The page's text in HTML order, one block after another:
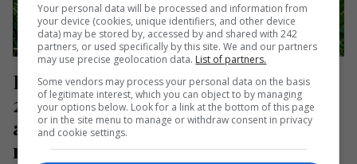
Horoscopul săptămânii 20-26 iunie
2022. Înclinația pentru aventurile
amoroase va crește, vă veți dori
noutate, sentimente vii
Your personal data will be processed and information from
your device (cookies, unique identifiers, and other device
data) may be stored by, accessed by and shared with 242
partners, or used specifically by this site. We and our partners
may use precise geolocation data. List of partners.
Some vendors may process your personal data on the basis
of legitimate interest, which you can object to by managing
your options below. Look for a link at the bottom of this page
or in the site menu to manage or withdraw consent in privacy
and cookie settings.